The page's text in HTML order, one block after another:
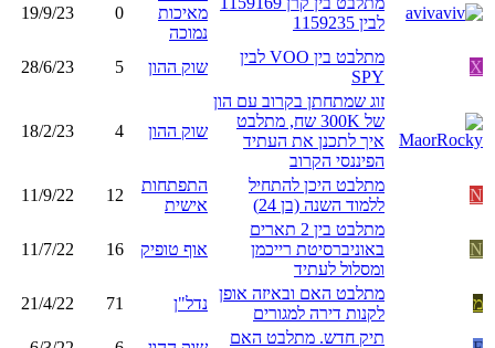
לבין 1159235
מאיכות
נמוכה
0
19/9/23
X
מתלבט בין VOO לבין
SPY
שוק ההון 5
28/6/23
זוג שמתחתן בקרוב עם הון
של 300K שח, מתלבט
איך לתכנן את העתיד
הפיננסי הקרוב
שוק ההון 4
18/2/23
N
מתלבט היכן להתחיל
ללמוד השנה (בן 24)
התפתחות
אישית
12
11/9/22
N
מתלבט בין 2 תארים
באוניברסיטת רייכמן
ומסלול לעתיד
אוף טופיק 16
11/7/22
מ
מתלבט האם ובאיזה אופן
לקנות דירה למגורים
נדל"ן 71
21/4/22
תיק חדש. מתלבט האם